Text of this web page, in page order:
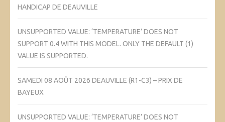
HANDICAP DE DEAUVILLE
UNSUPPORTED VALUE: ‘TEMPERATURE’ DOES NOT
SUPPORT 0.4 WITH THIS MODEL. ONLY THE DEFAULT (1)
VALUE IS SUPPORTED.
SAMEDI 08 AOÛT 2026 DEAUVILLE (R1-C3) – PRIX DE
BAYEUX
UNSUPPORTED VALUE: ‘TEMPERATURE’ DOES NOT